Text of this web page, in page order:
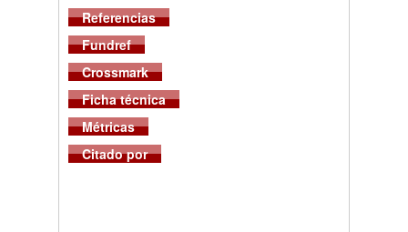
Referencias
Fundref
Crossmark
Ficha técnica
Métricas
Citado por